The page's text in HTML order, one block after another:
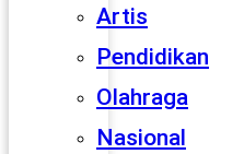
Artis
Pendidikan
Olahraga
Nasional